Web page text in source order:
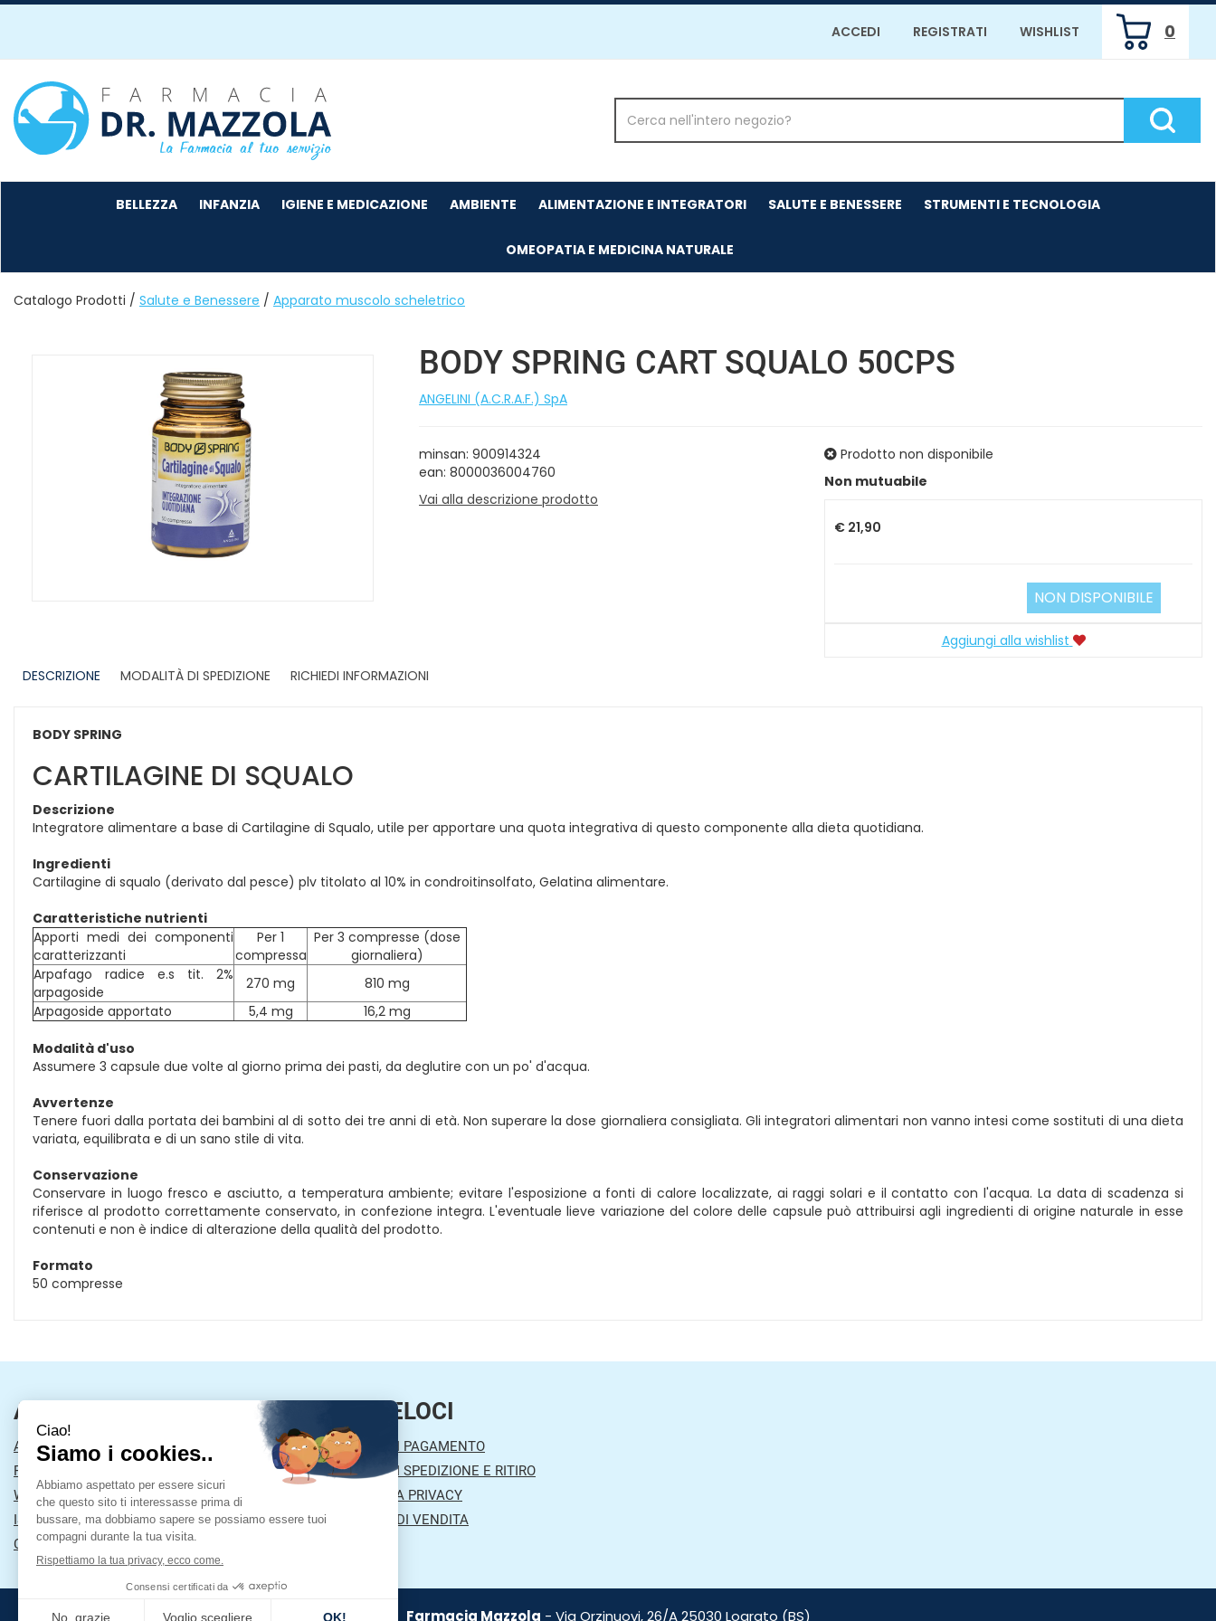
Passa
principale
ACCEDI REGISTRATI WISHLIST 0
ARTICOLI
INSERITI
Farmacia
Mazzola
Prodotto
Cerca
BELLEZZA INFANZIA IGIENE E MEDICAZIONE AMBIENTE ALIMENTAZIONE E INTEGRATORI SALUTE E BENESSERE STRUMENTI E TECNOLOGIA
OMEOPATIA E MEDICINA NATURALE
Catalogo Prodotti / Salute e Benessere / Apparato muscolo scheletrico
BODY SPRING CART SQUALO 50CPS
ANGELINI (A.C.R.A.F.) SpA
minsan: 900914324
ean: 8000036004760
Vai alla descrizione prodotto
Prodotto non disponibile
Non mutuabile
Prezzo
€ 21,90
NON DISPONIBILE
Aggiungi alla wishlist
DESCRIZIONE
MODALITÀ DI SPEDIZIONE RICHIEDI INFORMAZIONI
BODY SPRING
CARTILAGINE DI SQUALO
Descrizione
Integratore alimentare a base di Cartilagine di Squalo, utile per apportare una quota integrativa di questo componente alla dieta quotidiana.
Ingredienti
Cartilagine di squalo (derivato dal pesce) plv titolato al 10% in condroitinsolfato, Gelatina alimentare.
Caratteristiche nutrienti
Apporti medi dei componenti
caratterizzanti
Per 1
compressa
Per 3 compresse (dose
giornaliera)
Arpafago radice e.s tit. 2%
arpagoside
270 mg
810 mg
Arpagoside apportato
5,4 mg 16,2 mg
Modalità d'uso
Assumere 3 capsule due volte al giorno prima dei pasti, da deglutire con un po' d'acqua.
Avvertenze
Tenere fuori dalla portata dei bambini al di sotto dei tre anni di età. Non superare la dose giornaliera consigliata. Gli integratori alimentari non vanno intesi come sostituti di una dieta
variata, equilibrata e di un sano stile di vita.
Conservazione
Conservare in luogo fresco e asciutto, a temperatura ambiente; evitare l'esposizione a fonti di calore localizzate, ai raggi solari e il contatto con l'acqua. La data di scadenza si
riferisce al prodotto correttamente conservato, in confezione integra. L'eventuale lieve variazione del colore delle capsule può attribuirsi agli ingredienti di origine naturale in esse
contenuti e non è indice di alterazione della qualità del prodotto.
Formato
50 compresse
AREA UTENTE
ACCEDI
REGISTRATI
WISHLIST
ISCRIZIONE ALLA NEWSLETTER
CONTATTI
LINK VELOCI
MODALITÀ DI PAGAMENTO
MODALITÀ DI SPEDIZIONE E RITIRO
INFORMATIVA PRIVACY
CONDIZIONI DI VENDITA
Farmacia Mazzola - Via Orzinuovi, 26/A 25030 Lograto (BS)